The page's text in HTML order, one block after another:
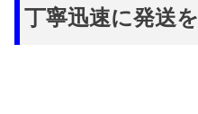
丁寧迅速に発送